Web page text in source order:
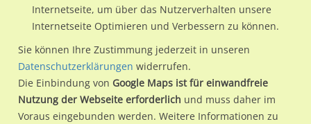
Nutze günstige Werbemöglichkeiten am Standort Victoriastr.
170/We.li.im Ortsteil Hüls-Nord)in Marl, Stadt.
Wir erheben für jede unserer Werbeflächen individuelle und
aktuelleStandortinformationenundLeistungswerte. Damit
kannst du dich schon vor der Buchung im Detail über den
Internetseite, um über das Nutzerverhalten unsere
Internetseite Optimieren und Verbessern zu können.
Sie können Ihre Zustimmung jederzeit in unseren
Datenschutzerklärungen widerrufen.
Die Einbindung von Google Maps ist für einwandfreie
Nutzung der Webseite erforderlich und muss daher im
Voraus eingebunden werden. Weitere Informationen zu